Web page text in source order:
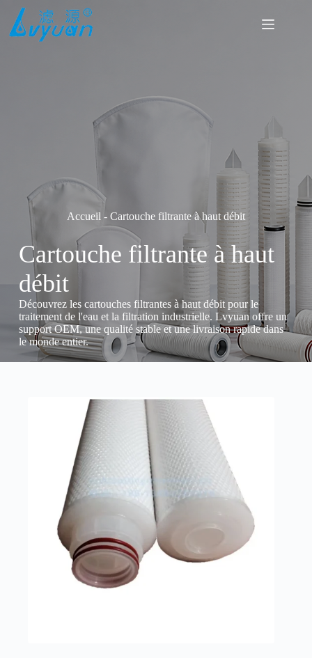
Passer
contenu
Accueil - Cartouche filtrante à haut débit
Cartouche filtrante à haut
débit
Découvrez les cartouches filtrantes à haut débit pour le
traitement de l'eau et la filtration industrielle. Lvyuan offre un
support OEM, une qualité stable et une livraison rapide dans
le monde entier.